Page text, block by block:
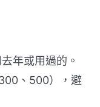
年或用過的。
、500），避